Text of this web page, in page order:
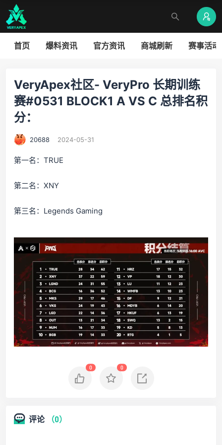
首页 爆料资讯 官方资讯 商城刷新 赛事活动
VeryApex社区- VeryPro 长期训练
赛#0531 BLOCK1 A VS C 总排名积
分：
20688 2024-05-31
第一名：TRUE
第二名：XNY
第三名：Legends Gaming
0 0
评论 （0）